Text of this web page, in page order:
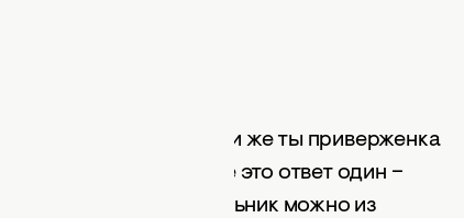
на пляже, или же ты приверженка
любишь загар. На всё это ответ один –
слитный купальник можно из